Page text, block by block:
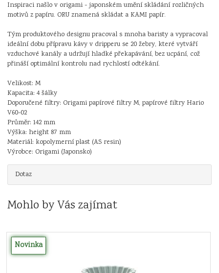
Inspiraci našlo v origami - japonském umění skládání rozličných
motivů z papíru. ORU znamená skládat a KAMI papír.
Tým produktového designu pracoval s mnoha baristy a vypracoval
ideální dobu přípravu kávy v dripperu se 20 žebry, které vytváří
vzduchové kanály a udržují hladké překapávání, bez ucpání, což
přináší optimální kontrolu nad rychlostí odtékání.
Velikost: M
Kapacita: 4 šálky
Doporučené filtry: Origami papírové filtry M, papírové filtry Hario
V60-02
Průměr: 142 mm
Výška: height 87 mm
Materiál: kopolymerní plast (AS resin)
Výrobce: Origami (Japonsko)
Dotaz
Mohlo by Vás zajímat
Novinka